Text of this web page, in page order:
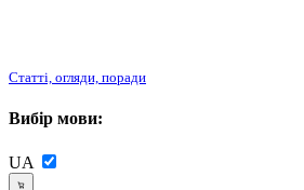
Статті, огляди, поради
Вибір мови:
UA